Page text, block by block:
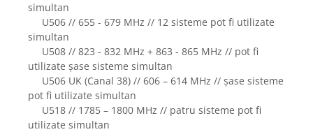
simultan
U506 // 655 - 679 MHz // 12 sisteme pot fi utilizate
simultan
U508 // 823 - 832 MHz + 863 - 865 MHz // pot fi
utilizate șase sisteme simultan
U506 UK (Canal 38) // 606 – 614 MHz // șase sisteme
pot fi utilizate simultan
U518 // 1785 – 1800 MHz // patru sisteme pot fi
utilizate simultan